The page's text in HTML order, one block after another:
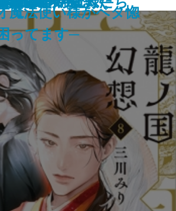
魔法使い様がベタ惚
ってます─